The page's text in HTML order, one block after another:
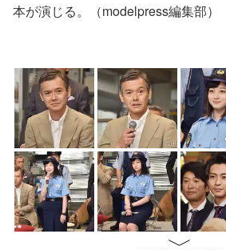
本が演じる。（modelpress編集部）